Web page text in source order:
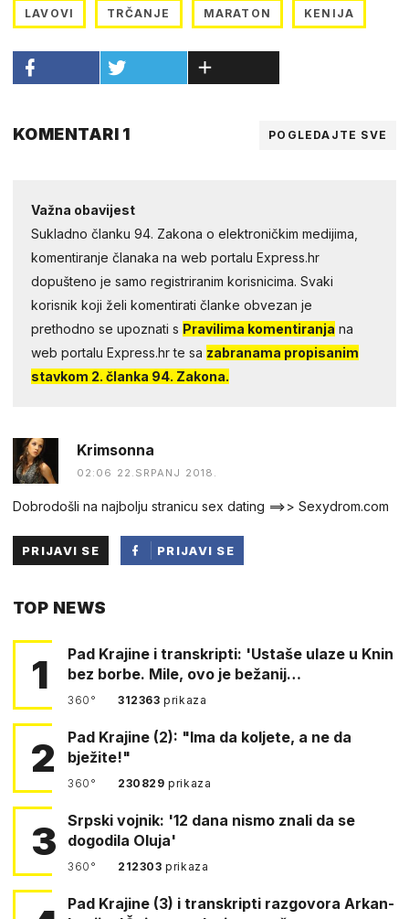
LAVOVI TRČANJE MARATON KENIJA
KOMENTARI 1 POGLEDAJTE SVE
Važna obavijest
Sukladno članku 94. Zakona o elektroničkim medijima,
komentiranje članaka na web portalu Express.hr
dopušteno je samo registriranim korisnicima. Svaki
korisnik koji želi komentirati članke obvezan je
prethodno se upoznati s Pravilima komentiranja na
web portalu Express.hr te sa zabranama propisanim
stavkom 2. članka 94. Zakona.
Krimsonna
02:06 22.SRPANJ 2018.
Dobrodošli na najbolju stranicu sex dating ==>> Sexydrom.com
PRIJAVI SE
PRIJAVI SE
TOP NEWS
1
Pad Krajine i transkripti: 'Ustaše ulaze u Knin
bez borbe. Mile, ovo je bežanij…
360° 312363prikaza
2
Pad Krajine (2): "Ima da koljete, a ne da
bježite!"
360° 230829prikaza
3
Srpski vojnik: '12 dana nismo znali da se
dogodila Oluja'
360° 212303prikaza
Pad Krajine (3) i transkripti razgovora Arkan-